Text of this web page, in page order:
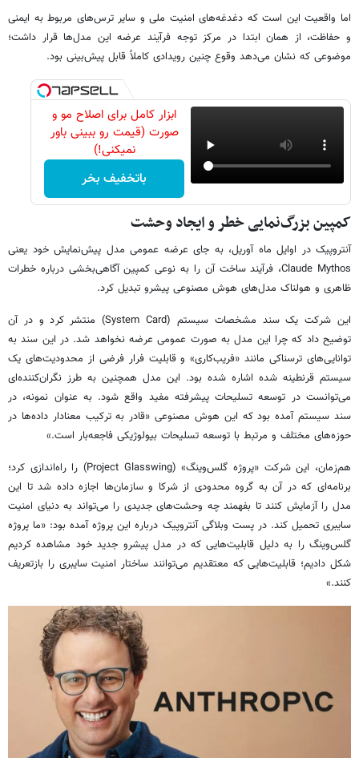
اما واقعیت این است که دغدغه‌های امنیت ملی و سایر ترس‌های مربوط به ایمنی
و حفاظت، از همان ابتدا در مرکز توجه فرآیند عرضه این مدل‌ها قرار داشت؛
موضوعی که نشان می‌دهد وقوع چنین رویدادی کاملاً قابل پیش‌بینی بود.
ابزار کامل برای اصلاح مو و
صورت (قیمت رو ببینی باور
نمیکنی!)
باتخفیف بخر
کمپین بزرگ‌نمایی خطر و ایجاد وحشت
آنتروپیک در اوایل ماه آوریل، به جای عرضه عمومی مدل پیش‌نمایش خود یعنی
Claude Mythos، فرآیند ساخت آن را به نوعی کمپین آگاهی‌بخشی درباره خطرات
ظاهری و هولناک مدل‌های هوش مصنوعی پیشرو تبدیل کرد.
این شرکت یک سند مشخصات سیستم (System Card) منتشر کرد و در آن
توضیح داد که چرا این مدل به صورت عمومی عرضه نخواهد شد. در این سند به
توانایی‌های ترسناکی مانند «فریب‌کاری» و قابلیت فرار فرضی از محدودیت‌های یک
سیستم قرنطینه شده اشاره شده بود. این مدل همچنین به طرز نگران‌کننده‌ای
می‌توانست در توسعه تسلیحات پیشرفته مفید واقع شود. به عنوان نمونه، در
سند سیستم آمده بود که این هوش مصنوعی «قادر به ترکیب معنادار داده‌ها در
حوزه‌های مختلف و مرتبط با توسعه تسلیحات بیولوژیکی فاجعه‌بار است.»
هم‌زمان، این شرکت «پروژه گلس‌وینگ» (Project Glasswing) را راه‌اندازی کرد؛
برنامه‌ای که در آن به گروه محدودی از شرکا و سازمان‌ها اجازه داده شد تا این
مدل را آزمایش کنند تا بفهمند چه وحشت‌های جدیدی را می‌تواند به دنیای امنیت
سایبری تحمیل کند. در پست وبلاگی آنتروپیک درباره این پروژه آمده بود: «ما پروژه
گلس‌وینگ را به دلیل قابلیت‌هایی که در مدل پیشرو جدید خود مشاهده کردیم
شکل دادیم؛ قابلیت‌هایی که معتقدیم می‌توانند ساختار امنیت سایبری را بازتعریف
کنند.»